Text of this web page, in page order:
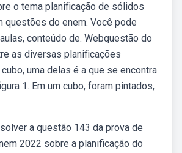
o tema planificação de sólidos
questões do enem. Você pode
conteúdo de. Webquestão do
as diversas planificações
uma delas é a que se encontra
1. Em um cubo, foram pintados,
a questão 143 da prova de
2022 sobre a planificação do